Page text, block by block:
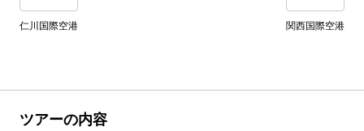
仁川国際空港 関西国際空港
ツアーの内容